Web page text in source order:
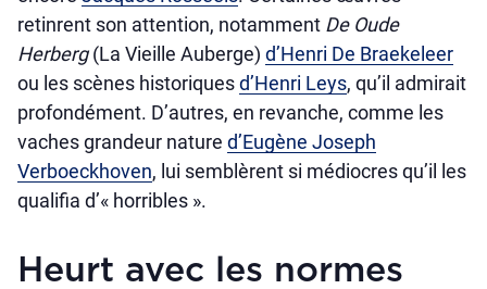
retinrent son attention, notamment De Oude
Herberg(La Vieille Auberge) d’Henri De Braekeleer
ou les scènes historiquesd’Henri Leys, qu’il admirait
profondément. D’autres, en revanche, comme les
vaches grandeur nature d’Eugène Joseph
Verboeckhoven, lui semblèrent si médiocres qu’il les
qualifia d’« horribles ».
Heurt avec les normes